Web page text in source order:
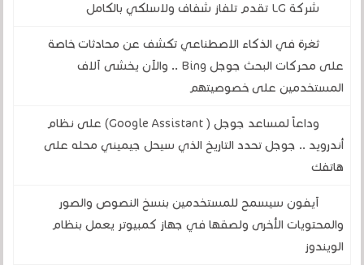
شركة LG تقدم تلفاز شفاف ولاسلكي بالكامل
ثغرة في الذكاء الاصطناعي تكشف عن محادثات خاصة
على محركات البحث جوجل Bing .. والآن يخشى آلاف
المستخدمين على خصوصيتهم
وداعاً لمساعد جوجل ( Google Assistant) على نظام
أندرويد .. جوجل تحدد التاريخ الذي سيحل جيميني محله على
هاتفك
آيفون سيسمح للمستخدمين بنسخ النصوص والصور
والمحتويات الأخرى ولصقها في جهاز كمبيوتر يعمل بنظام
الويندوز